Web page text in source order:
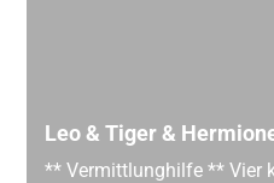
Leo & Tiger &
** Vermittlunghilfe ** Vier